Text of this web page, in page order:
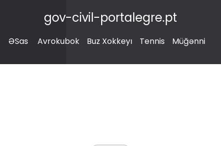
gov-civil-portalegre.pt
ƏSas Avrokubok Buz Xokkeyı Tennis Müğənni